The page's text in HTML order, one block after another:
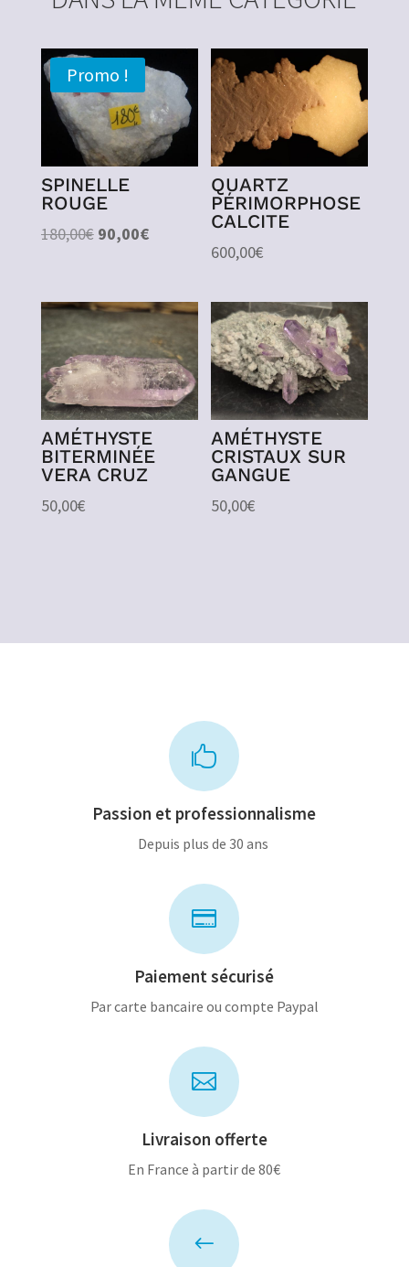
Promo !
SPINELLE
ROUGE
180,00€ Le
était :
180,00€.
90,00€Le
est :
90,00€.
QUARTZ
PÉRIMORPHOSE
CALCITE
600,00€
AMÉTHYSTE
BITERMINÉE
VERA CRUZ
50,00€
AMÉTHYSTE
CRISTAUX SUR
GANGUE
50,00€

Passion et professionnalisme
Depuis plus de 30 ans

Paiement sécurisé
Par carte bancaire ou compte Paypal

Livraison offerte
En France à partir de 80€
#